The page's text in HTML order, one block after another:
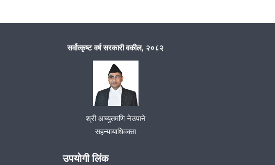
सर्वोत्कृष्ट वर्ष सरकारी वकील, २०८२
श्री अच्युतमणि नेउपाने
सहन्यायाधिवक्ता
उपयोगी लिंक